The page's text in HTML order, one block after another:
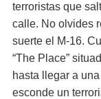
terroristas que
calle. No olvides
suerte el M-16.
“The Place”
hasta llegar a
esconde un